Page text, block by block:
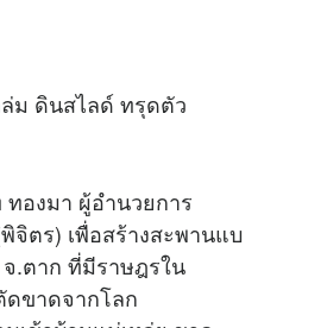
ม ดินสไลด์ ทรุดตัว
องมา ผู้อำนวยการ
จิตร) เพื่อสร้างสะพานแบ
จ.ตาก ที่มีราษฎรใน
ขาดจากโลก